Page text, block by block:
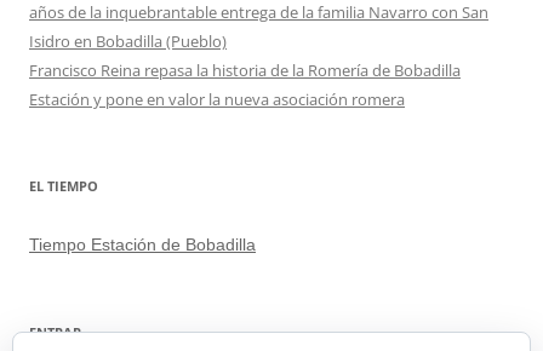
años de la inquebrantable entrega de la familia Navarro con San
Isidro en Bobadilla (Pueblo)
Francisco Reina repasa la historia de la Romería de Bobadilla
Estación y pone en valor la nueva asociación romera
EL TIEMPO
Tiempo Estación de Bobadilla
ENTRAR